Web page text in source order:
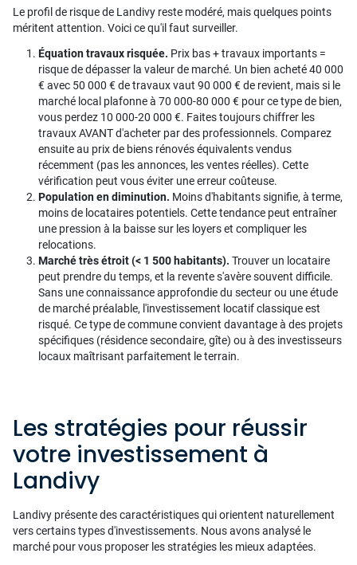
Le profil de risque de Landivy reste modéré, mais quelques points
méritent attention. Voici ce qu'il faut surveiller.
Équation travaux risquée. Prix bas + travaux importants =
risque de dépasser la valeur de marché. Un bien acheté 40 000
€ avec 50 000 € de travaux vaut 90 000 € de revient, mais si le
marché local plafonne à 70 000-80 000 € pour ce type de bien,
vous perdez 10 000-20 000 €. Faites toujours chiffrer les
travaux AVANT d'acheter par des professionnels. Comparez
ensuite au prix de biens rénovés équivalents vendus
récemment (pas les annonces, les ventes réelles). Cette
vérification peut vous éviter une erreur coûteuse.
Population en diminution. Moins d'habitants signifie, à terme,
moins de locataires potentiels. Cette tendance peut entraîner
une pression à la baisse sur les loyers et compliquer les
relocations.
Marché très étroit (< 1 500 habitants). Trouver un locataire
peut prendre du temps, et la revente s'avère souvent difficile.
Sans une connaissance approfondie du secteur ou une étude
de marché préalable, l'investissement locatif classique est
risqué. Ce type de commune convient davantage à des projets
spécifiques (résidence secondaire, gîte) ou à des investisseurs
locaux maîtrisant parfaitement le terrain.
Les stratégies pour réussir
votre investissement à
Landivy
Landivy présente des caractéristiques qui orientent naturellement
vers certains types d'investissements. Nous avons analysé le
marché pour vous proposer les stratégies les mieux adaptées.